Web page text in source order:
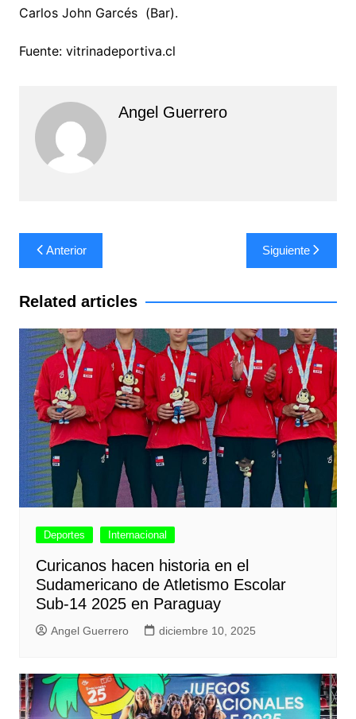
Carlos John Garcés (Bar).
Fuente: vitrinadeportiva.cl
Angel Guerrero
Navegación
de
entradas
Anterior Siguiente
Related articles
Deportes Internacional
Curicanos hacen historia en el
Sudamericano de Atletismo Escolar
Sub-14 2025 en Paraguay
Angel Guerrero diciembre 10, 2025